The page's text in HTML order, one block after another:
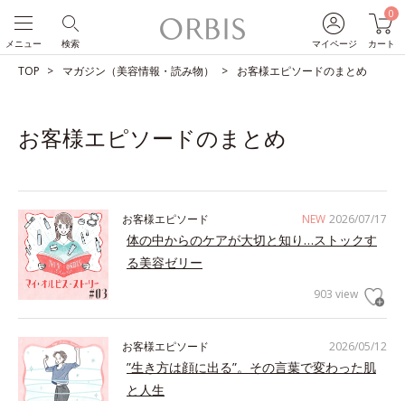
マイページ
0
カート
検索
メニュー
TOP マガジン（美容情報・読み物） お客様エピソードのまとめ
お客様エピソードのまとめ
NEW 2026/07/17
お客様エピソード
体の中からのケアが大切と知り…ストックす
る美容ゼリー
903 view
2026/05/12
お客様エピソード
”生き方は顔に出る”。その言葉で変わった肌
と人生